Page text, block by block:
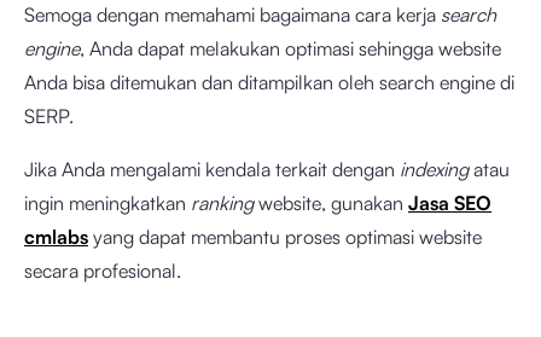
Semoga dengan memahami bagaimana cara kerja search
engine, Anda dapat melakukan optimasi sehingga website
Anda bisa ditemukan dan ditampilkan oleh search engine di
SERP.
Jika Anda mengalami kendala terkait dengan indexingatau
ingin meningkatkan rankingwebsite, gunakan Jasa SEO
cmlabs yang dapat membantu proses optimasi website
secara profesional.